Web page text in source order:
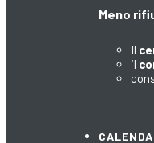
Meno
Il
il